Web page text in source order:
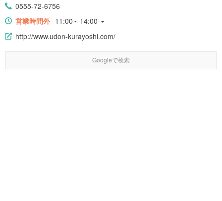
0555-72-6756
営業時間外 11:00～14:00
http://www.udon-kurayoshi.com/
Googleで検索